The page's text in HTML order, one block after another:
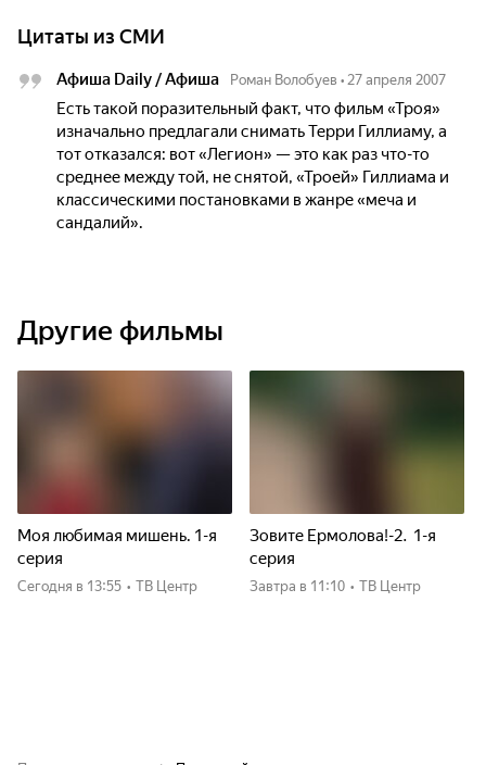
Цитаты из СМИ
Афиша Daily / Афиша Роман Волобуев • 27 апреля 2007
Есть такой поразительный факт, что фильм «Троя»
изначально предлагали снимать Терри Гиллиаму, а
тот отказался: вот «Легион» — это как раз что-то
среднее между той, не снятой, «Троей» Гиллиама и
классическими постановками в жанре «меча и
сандалий».
Другие фильмы
Моя любимая мишень. 1-я
серия
Сегодня в 13:55 • ТВ Центр
Зовите Ермолова!-2. 1-я
серия
Завтра в 11:10 • ТВ Центр